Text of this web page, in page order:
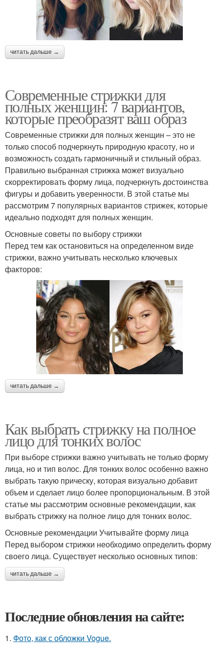
читать дальше →
Современные стрижки для
полных женщин: 7 вариантов,
которые преобразят ваш образ
Современные стрижки для полных женщин – это не
только способ подчеркнуть природную красоту, но и
возможность создать гармоничный и стильный образ.
Правильно выбранная стрижка может визуально
скорректировать форму лица, подчеркнуть достоинства
фигуры и добавить уверенности. В этой статье мы
рассмотрим 7 популярных вариантов стрижек, которые
идеально подходят для полных женщин.
Основные советы по выбору стрижки
Перед тем как остановиться на определенном виде
стрижки, важно учитывать несколько ключевых
факторов:
читать дальше →
Как выбрать стрижку на полное
лицо для тонких волос
При выборе стрижки важно учитывать не только форму
лица, но и тип волос. Для тонких волос особенно важно
выбрать такую прическу, которая визуально добавит
объем и сделает лицо более пропорциональным. В этой
статье мы рассмотрим основные рекомендации, как
выбрать стрижку на полное лицо для тонких волос.
Основные рекомендации Учитывайте форму лица
Перед выбором стрижки необходимо определить форму
своего лица. Существует несколько основных типов:
читать дальше →
Последние обновления на сайте:
1. Фото, как с обложки Vogue.